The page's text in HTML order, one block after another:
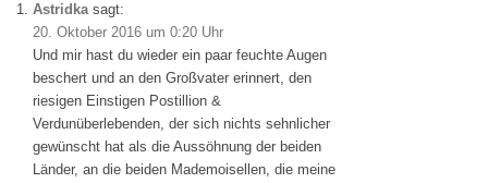
Astridka sagt:
20. Oktober 2016 um 0:20 Uhr
Und mir hast du wieder ein paar feuchte Augen
beschert und an den Großvater erinnert, den
riesigen Einstigen Postillion &
Verdunüberlebenden, der sich nichts sehnlicher
gewünscht hat als die Aussöhnung der beiden
Länder, an die beiden Mademoisellen, die meine